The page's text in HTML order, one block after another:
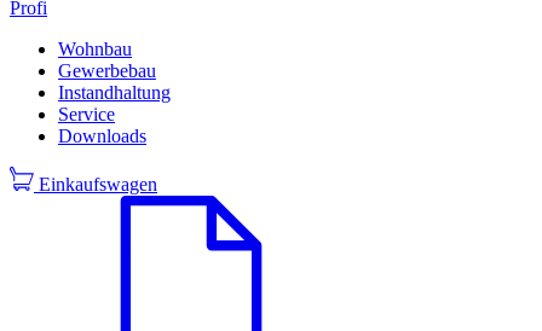
Profi
Wohnbau
Gewerbebau
Instandhaltung
Service
Downloads
Einkaufswagen